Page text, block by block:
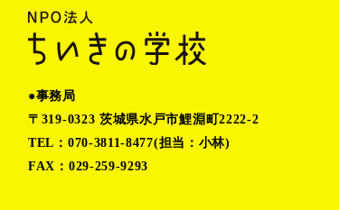
●事務局
〒319-0323 茨城県水戸市鯉淵町2222-2
TEL：070-3811-8477(担当：小林)
FAX：029-259-9293